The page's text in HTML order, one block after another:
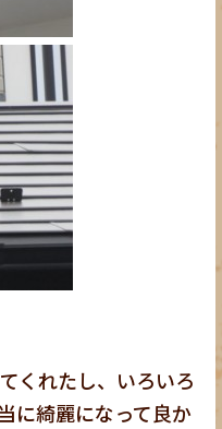
くれたし、いろいろ
に綺麗になって良か